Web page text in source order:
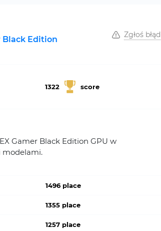
Black Edition
Zgłoś błąd
1322 score
Gamer Black Edition GPU w
modelami.
1496 place
1355 place
1257 place